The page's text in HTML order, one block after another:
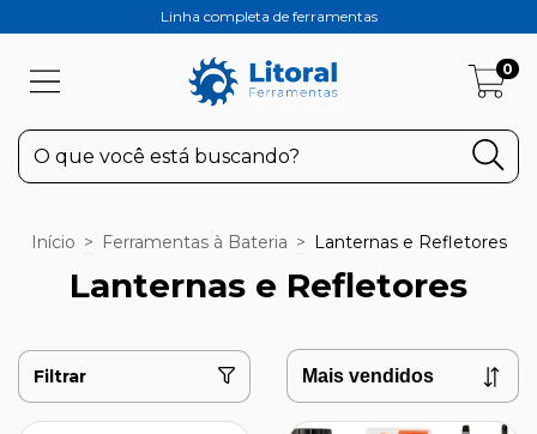
Linha completa de ferramentas
0
Início > Ferramentas à Bateria > Lanternas e Refletores
Lanternas e Refletores
Filtrar